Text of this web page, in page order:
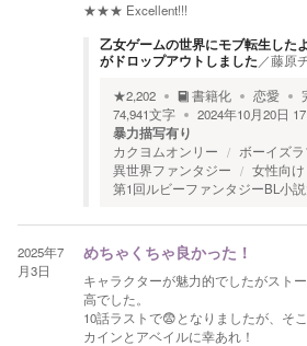
★★★ Excellent!!!
乙女ゲームの世界にモブ転生した
がドロップアウトしました ／藤原
★2,202 書籍化 恋愛
74,941文字 2024年10月20日
暴力描写有り
カクヨムオンリー ボーイズ
異世界ファンタジー
女性向け
第1回ルビーファンタジーBL小
2025年7
月3日
めちゃくちゃ良かった！
キャラクターが魅力的でしたがスト
高でした。
10話ラストで😨となりましたが、そ
カインとアベイルに幸あれ！